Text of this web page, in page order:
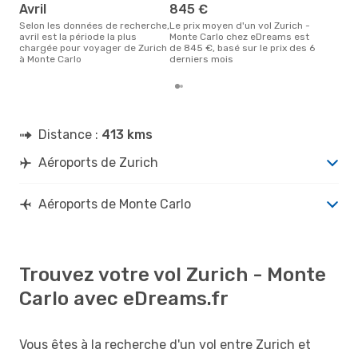
avril
Selon les données de recherche,
avril est la période la plus
chargée pour voyager de Zurich
à Monte Carlo
845 €
Le prix moyen d'un vol Zurich -
Monte Carlo chez eDreams est
de 845 €, basé sur le prix des 6
derniers mois
Distance : 413 kms
Aéroports de Zurich
Aéroports de Monte Carlo
Trouvez votre vol Zurich - Monte
Carlo avec eDreams.fr
Vous êtes à la recherche d'un vol entre Zurich et